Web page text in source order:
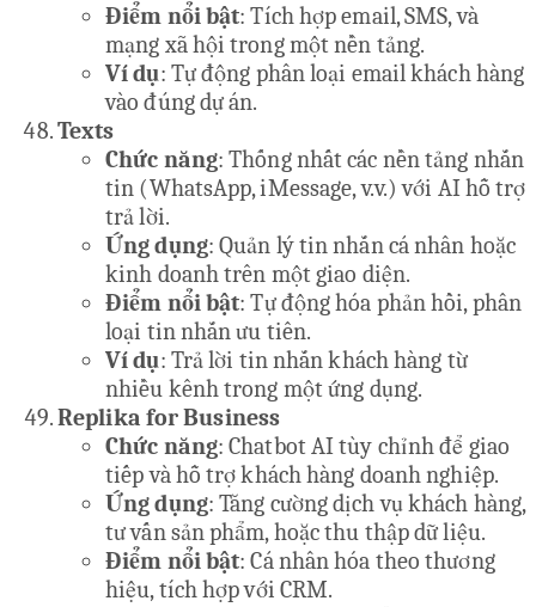
Điểm nổi bật: Tích hợp email, SMS, và
mạng xã hội trong một nền tảng.
Ví dụ: Tự động phân loại email khách hàng
vào đúng dự án.
Texts
Chức năng: Thống nhất các nền tảng nhắn
tin (WhatsApp, iMessage, v.v.) với AI hỗ trợ
trả lời.
Ứng dụng: Quản lý tin nhắn cá nhân hoặc
kinh doanh trên một giao diện.
Điểm nổi bật: Tự động hóa phản hồi, phân
loại tin nhắn ưu tiên.
Ví dụ: Trả lời tin nhắn khách hàng từ
nhiều kênh trong một ứng dụng.
Replika for Business
Chức năng: Chatbot AI tùy chỉnh để giao
tiếp và hỗ trợ khách hàng doanh nghiệp.
Ứng dụng: Tăng cường dịch vụ khách hàng,
tư vấn sản phẩm, hoặc thu thập dữ liệu.
Điểm nổi bật: Cá nhân hóa theo thương
hiệu, tích hợp với CRM.